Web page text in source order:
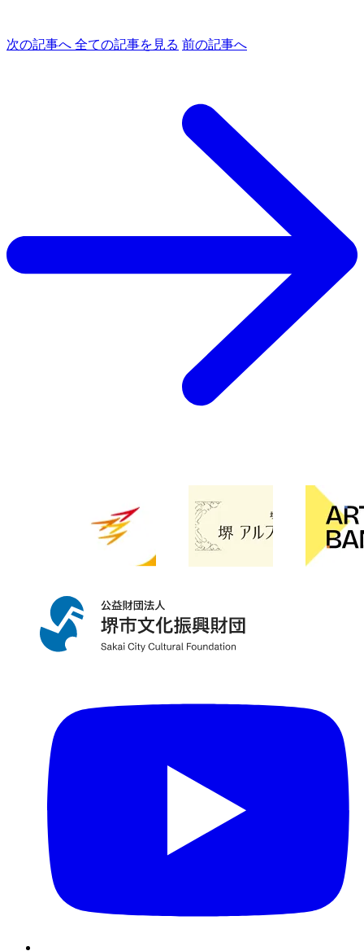
次の記事へ 全ての記事を見る 前の記事へ